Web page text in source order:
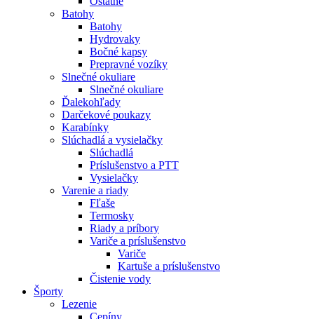
Batohy
Batohy
Hydrovaky
Bočné kapsy
Prepravné vozíky
Slnečné okuliare
Slnečné okuliare
Ďalekohľady
Darčekové poukazy
Karabínky
Slúchadlá a vysielačky
Slúchadlá
Príslušenstvo a PTT
Vysielačky
Varenie a riady
Fľaše
Termosky
Riady a príbory
Variče a príslušenstvo
Variče
Kartuše a príslušenstvo
Čistenie vody
Športy
Lezenie
Cepíny